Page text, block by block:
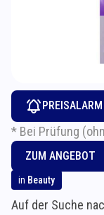
PREISALARM
* Bei Prüfung
ZUM ANGEBOT
in Beauty
Auf der Suche